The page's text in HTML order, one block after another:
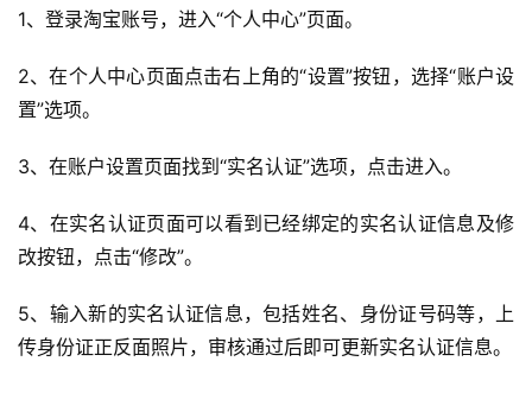
商
营
播
货
流
推
1、登录淘宝账号，进入“个人中心”页面。
2、在个人中心页面点击右上角的“设置”按钮，选择“账户设
置”选项。
3、在账户设置页面找到“实名认证”选项，点击进入。
4、在实名认证页面可以看到已经绑定的实名认证信息及修
改按钮，点击“修改”。
5、输入新的实名认证信息，包括姓名、身份证号码等，上
传身份证正反面照片，审核通过后即可更新实名认证信息。